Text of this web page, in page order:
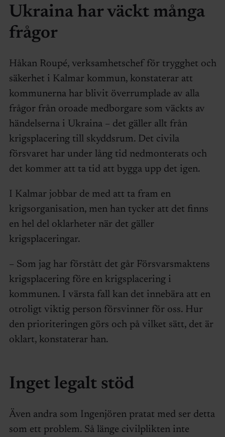
Ukraina har väckt många
frågor
Håkan Roupé, verksamhetschef för trygghet och
säkerhet i Kalmar kommun, konstaterar att
kommunerna har blivit överrumplade av alla
frågor från oroade medborgare som väckts av
händelserna i Ukraina – det gäller allt från
krigsplacering till skyddsrum. Det civila
försvaret har under lång tid nedmonterats och
det kommer att ta tid att bygga upp det igen.
I Kalmar jobbar de med att ta fram en
krigsorganisation, men han tycker att det finns
en hel del oklarheter när det gäller
krigsplaceringar.
– Som jag har förstått det går Försvarsmaktens
krigsplacering före en krigsplacering i
kommunen. I värsta fall kan det innebära att en
otroligt viktig person försvinner för oss. Hur
den prioriteringen görs och på vilket sätt, det är
oklart, konstaterar han.
Inget legalt stöd
Även andra som Ingenjören pratat med ser detta
som ett problem. Så länge civilplikten inte